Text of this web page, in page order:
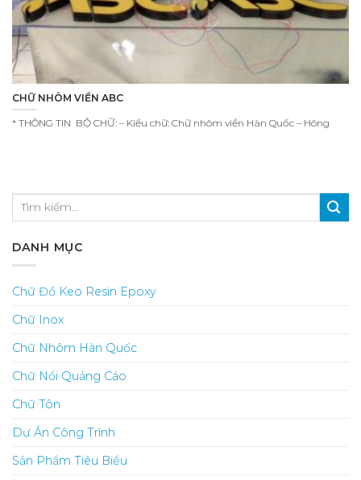
CHỮ NHÔM VIỀN ABC
* THÔNG TIN BỘ CHỮ: – Kiểu chữ: Chữ nhôm viền Hàn Quốc – Hông
DANH MỤC
Chữ Đổ Keo Resin Epoxy
Chữ Inox
Chữ Nhôm Hàn Quốc
Chữ Nổi Quảng Cáo
Chữ Tôn
Dự Án Công Trình
Sản Phẩm Tiêu Biểu